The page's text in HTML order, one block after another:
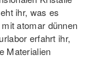
ihr, was es
atomar dünnen
erfahrt ihr,
Materialien